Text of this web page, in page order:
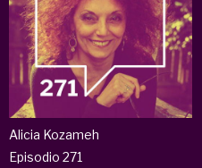
Alicia Kozameh
Episodio 271